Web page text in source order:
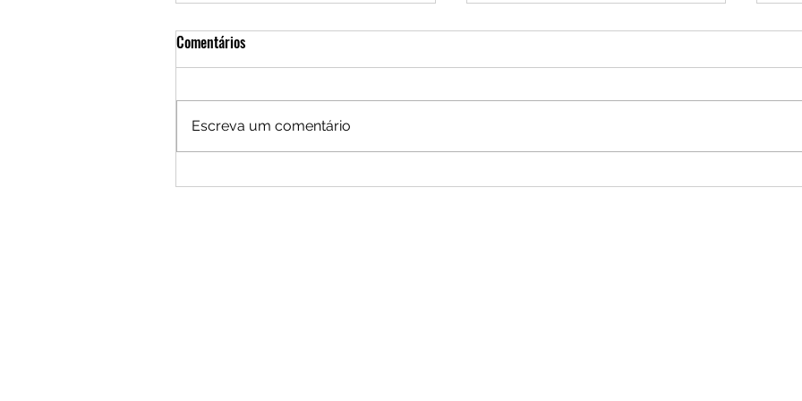
Por um Brasil que busque seus
Quem Fabrica o Passado Controla
Comentários
Escreva um comentário